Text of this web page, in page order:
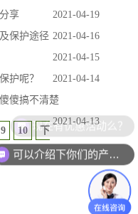
享
2021-04-19
保护途径 2021-04-16
2021-04-15
护呢？
2021-04-14
傻搞不清楚
2021-04-13
9 10 下
现在有优惠活动么？